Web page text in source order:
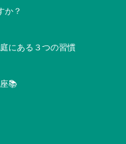
か？
にある３つの習慣
📚